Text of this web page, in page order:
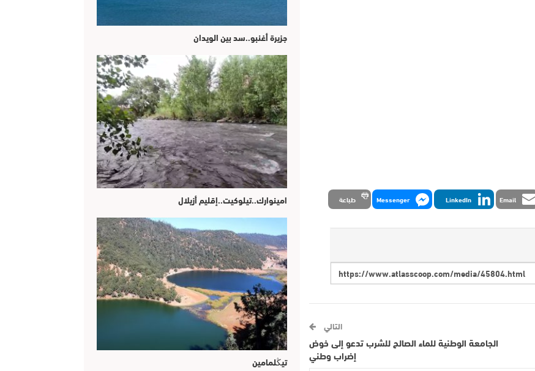
Email
LinkedIn
Messenger طباعة
التالي
الجامعة الوطنية للماء الصالح للشرب تدعو إلى خوض
إضراب وطني
جزيرة أغنبو..سد بين الويدان
امينوارك..تيلوكيت..إقليم أزيلال
تيڭلمامين